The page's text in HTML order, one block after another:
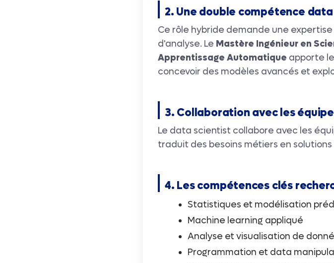
2. Une double compétence
Ce rôle hybride demande une
d'analyse. Le Mastère Ingénieur en
Apprentissage Automatique apporte
concevoir des modèles avancés et
3. Collaboration avec les
Le data scientist collabore avec les
traduit des besoins métiers en
4. Les compétences clés
Statistiques et modélisation
Machine learning appliqué
Analyse et visualisation de
Programmation et data